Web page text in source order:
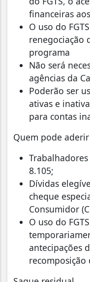
financeiras
O uso do
renegociação
programa
Não será
agências da
Poderão ser
ativas e
para contas
Quem pode aderir
8.105;
Dívidas
cheque
Consumidor
O uso do
antecipações
recomposição